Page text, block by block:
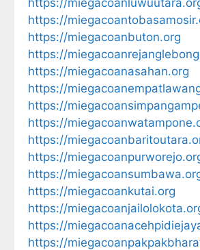
https://
https://miegacoanbuton.org
https://
https://miegacoanasahan.org
https://
https://
https://
https://
https://
https://
https://miegacoankutai.org
https://
https://
https://